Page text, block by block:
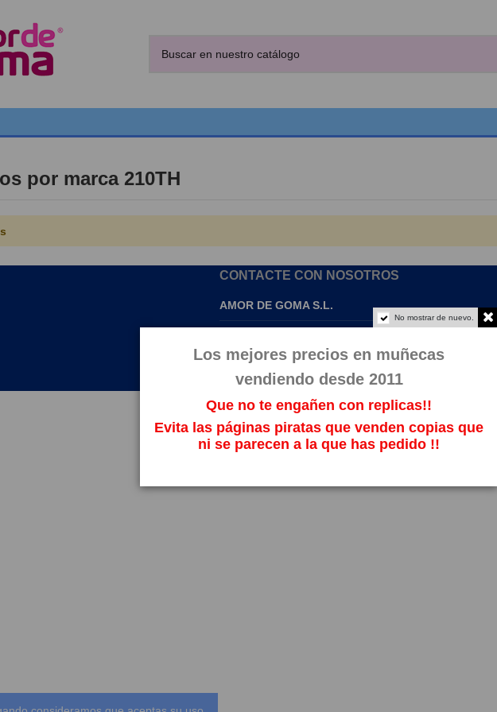
por marca 210TH
CONTACTE CON NOSOTROS
AMOR DE GOMA S.L.
No mostrar de nuevo.
Los mejores precios en muñecas
vendiendo desde 2011
Que no te engañen con replicas!!
Evita las páginas piratas que venden copias que
ni se parecen a la que has pedido !!